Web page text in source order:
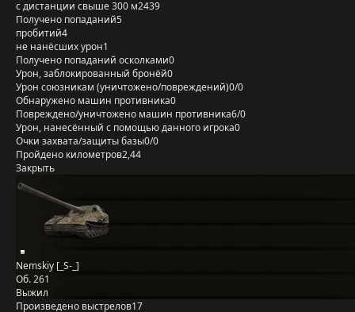
с дистанции свыше 300 м2439
Получено попаданий5
пробитий4
не нанёсших урон1
Получено попаданий осколками0
Урон, заблокированный бронёй0
Урон союзникам (уничтожено/повреждений)0/0
Обнаружено машин противника0
Повреждено/уничтожено машин противника6/0
Урон, нанесённый с помощью данного игрока0
Очки захвата/защиты базы0/0
Пройдено километров2,44
Закрыть
Nemskiy [_S-_]
Об. 261
Выжил
Произведено выстрелов17